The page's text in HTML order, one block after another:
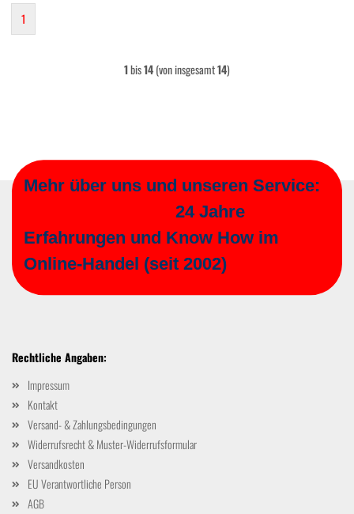
1
1bis14(von insgesamt14)
Mehr über uns und unseren Service:
24 Jahre
Erfahrungen und Know How im
Online-Handel (seit 2002)
Rechtliche Angaben:
Impressum
Kontakt
Versand- & Zahlungsbedingungen
Widerrufsrecht & Muster-Widerrufsformular
Versandkosten
EU Verantwortliche Person
AGB